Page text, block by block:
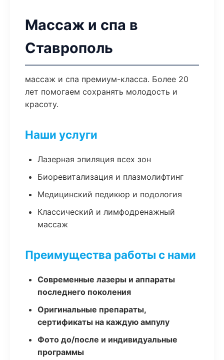
Массаж и спа в
Ставрополь
массаж и спа премиум-класса. Более 20
лет помогаем сохранять молодость и
красоту.
Наши услуги
Лазерная эпиляция всех зон
Биоревитализация и плазмолифтинг
Медицинский педикюр и подология
Классический и лимфодренажный
массаж
Преимущества работы с нами
Современные лазеры и аппараты
последнего поколения
Оригинальные препараты,
сертификаты на каждую ампулу
Фото до/после и индивидуальные
программы